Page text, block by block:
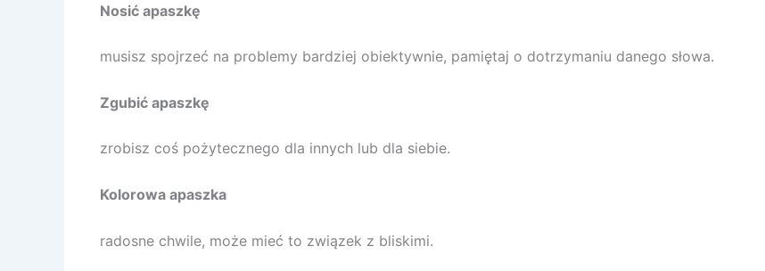
Nosić apaszkę
musisz spojrzeć na problemy bardziej obiektywnie, pamiętaj o dotrzymaniu danego słowa.
Zgubić apaszkę
zrobisz coś pożytecznego dla innych lub dla siebie.
Kolorowa apaszka
radosne chwile, może mieć to związek z bliskimi.